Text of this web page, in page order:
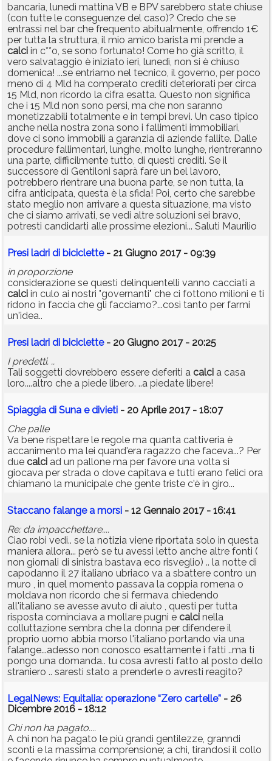
bancaria, lunedì mattina VB e BPV sarebbero state chiuse
(con tutte le conseguenze del caso)? Credo che se
entrassi nel bar che frequento abitualmente, offrendo 1€
per tutta la struttura, il mio amico barista mi prende a
calci in c**o, se sono fortunato! Come ho già scritto, il
vero salvataggio è iniziato ieri, lunedì, non si è chiuso
domenica! ...se entriamo nel tecnico, il governo, per poco
meno di 4 Mld ha comperato crediti deteriorati per circa
15 Mld, non ricordo la cifra esatta. Questo non significa
che i 15 Mld non sono persi, ma che non saranno
monetizzabili totalmente e in tempi brevi. Un caso tipico
anche nella nostra zona sono i fallimenti immobiliari,
dove ci sono immobili a garanzia di aziende fallite. Dalle
procedure fallimentari, lunghe, molto lunghe, rientreranno
una parte, difficilmente tutto, di questi crediti. Se il
successore di Gentiloni saprà fare un bel lavoro,
potrebbero rientrare una buona parte, se non tutta, la
cifra anticipata, questa è la sfida! Poi, certo che sarebbe
stato meglio non arrivare a questa situazione, ma visto
che ci siamo arrivati, se vedi altre soluzioni sei bravo,
potresti candidarti alle prossime elezioni... Saluti Maurilio
Presi ladri di biciclette- 21 Giugno 2017 - 09:39
in proporzione
considerazione se questi delinquentelli vanno cacciati a
calci in culo ai nostri "governanti" che ci fottono milioni e ti
ridono in faccia che gli facciamo?...così tanto per farmi
un'idea..
Presi ladri di biciclette- 20 Giugno 2017 - 20:25
I predetti. ..
Tali soggetti dovrebbero essere deferiti a calci a casa
loro....altro che a piede libero. ..a piedate libere!
Spiaggia di Suna e divieti - 20 Aprile 2017 - 18:07
Che palle
Va bene rispettare le regole ma quanta cattiveria è
accanimento ma lei quand'era ragazzo che faceva...? Per
due calci ad un pallone ma per favore una volta si
giocava per strada o dove capitava e tutti erano felici ora
chiamano la municipale che gente triste c'è in giro...
Staccano falange a morsi - 12 Gennaio 2017 - 16:41
Re: da impacchettare....
Ciao robi vedi.. se la notizia viene riportata solo in questa
maniera allora... però se tu avessi letto anche altre fonti (
non giornali di sinistra bastava eco risveglio) .. la notte di
capodanno il 27 italiano ubriaco va a sbattere contro un
muro , in quel momento passava la coppia romena o
moldava non ricordo che si fermava chiedendo
all'italiano se avesse avuto di aiuto , questi per tutta
risposta cominciava a mollare pugni e calci nella
colluttazione sembra che la donna per difendere il
proprio uomo abbia morso l'italiano portando via una
falange...adesso non conosco esattamente i fatti ..ma ti
pongo una domanda.. tu cosa avresti fatto al posto dello
straniero .. saresti stato a prenderle o avresti reagito?
LegalNews: Equitalia: operazione “Zero cartelle” - 26
Dicembre 2016 - 18:12
Chi non ha pagato....
A chi non ha pagato le più grandi gentilezze, granndi
sconti e la massima comprensione; a chi, tirandosi il collo